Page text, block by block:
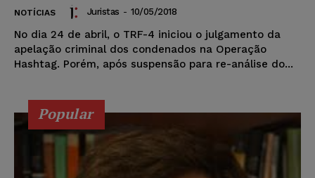
NOTÍCIAS Juristas - 10/05/2018
No dia 24 de abril, o TRF-4 iniciou o julgamento da
apelação criminal dos condenados na Operação
Hashtag. Porém, após suspensão para re-análise do...
Popular